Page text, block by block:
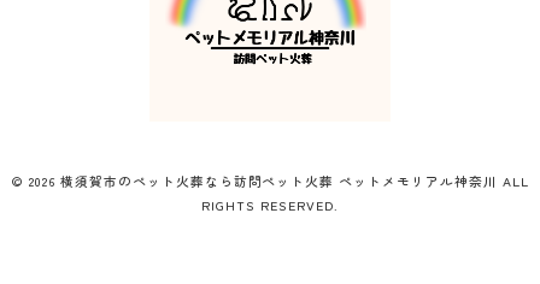
© 2026 横須賀市のペット火葬なら訪問ペット火葬 ペットメモリアル神奈川 ALL
RIGHTS RESERVED.